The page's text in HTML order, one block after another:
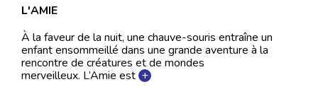
L'AMIE
À la faveur de la nuit, une chauve-souris entraîne un
enfant ensommeillé dans une grande aventure à la
rencontre de créatures et de mondes
merveilleux. L’Amie est +